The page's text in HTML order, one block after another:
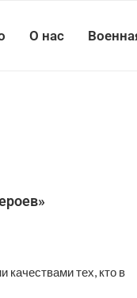
О нас
качествами тех, кто в